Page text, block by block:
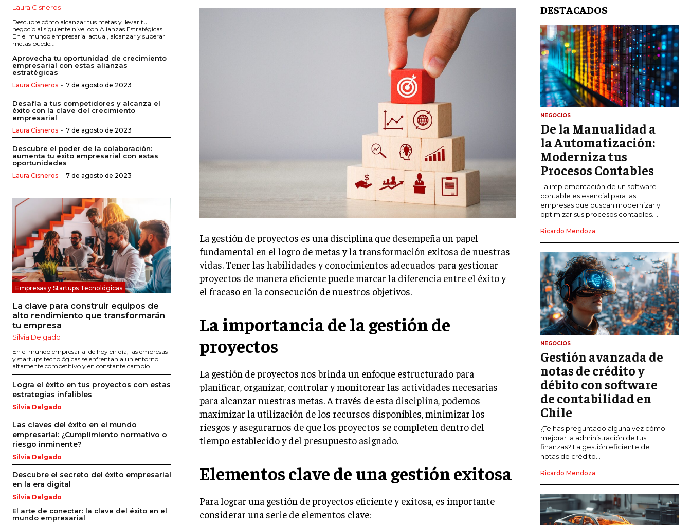
LIFESTYLE
MARKETING
ESTRATEGIAS DE MARKETING
AGENCIAS DE POSICIONAMIENTO WEB
SEO
VENTA DE ENLACES
MARKETING DIGITAL
PUBLICIDAD
VENTAS Y PERSUASIÓN
GESTIÓN DE PRODUCTOS
COMUNICACIÓN CORPORATIVA
GESTIÓN DE MARCA
INVESTIGACIÓN DE MERCADO
ANÁLISIS DE COMPETENCIA
GESTIÓN DE CLIENTES
EMPRENDIMIENTO
INNOVACIÓN EMPRESARIAL
GESTIÓN DEL CAMBIO
LIDERAZGO
EMPRENDIMIENTO
Laura Cisneros
Descubre cómo alcanzar tus metas y llevar tu
negocio al siguiente nivel con Alianzas Estratégicas
En el mundo empresarial actual, alcanzar y superar
metas puede...
Aprovecha tu oportunidad de crecimiento
empresarial con estas alianzas
estratégicas
Laura Cisneros - 7 de agosto de 2023
Desafía a tus competidores y alcanza el
éxito con la clave del crecimiento
empresarial
Laura Cisneros - 7 de agosto de 2023
Descubre el poder de la colaboración:
aumenta tu éxito empresarial con estas
oportunidades
Laura Cisneros - 7 de agosto de 2023
Empresas y Startups Tecnológicas
La clave para construir equipos de
alto rendimiento que transformarán
tu empresa
Silvia Delgado
En el mundo empresarial de hoy en día, las empresas
y startups tecnológicas se enfrentan a un entorno
altamente competitivo y en constante cambio....
Logra el éxito en tus proyectos con estas
estrategias infalibles
Silvia Delgado
Las claves del éxito en el mundo
empresarial: ¿Cumplimiento normativo o
riesgo inminente?
Silvia Delgado
Descubre el secreto del éxito empresarial
en la era digital
Silvia Delgado
El arte de conectar: la clave del éxito en el
mundo empresarial
La gestión de proyectos es una disciplina que desempeña un papel
fundamental en el logro de metas y la transformación exitosa de nuestras
vidas. Tener las habilidades y conocimientos adecuados para gestionar
proyectos de manera eficiente puede marcar la diferencia entre el éxito y
el fracaso en la consecución de nuestros objetivos.
La importancia de la gestión de
proyectos
La gestión de proyectos nos brinda un enfoque estructurado para
planificar, organizar, controlar y monitorear las actividades necesarias
para alcanzar nuestras metas. A través de esta disciplina, podemos
maximizar la utilización de los recursos disponibles, minimizar los
riesgos y asegurarnos de que los proyectos se completen dentro del
tiempo establecido y del presupuesto asignado.
Elementos clave de una gestión exitosa
Para lograr una gestión de proyectos eficiente y exitosa, es importante
considerar una serie de elementos clave:
DESTACADOS
NEGOCIOS
De la Manualidad a
la Automatización:
Moderniza tus
Procesos Contables
La implementación de un software
contable es esencial para las
empresas que buscan modernizar y
optimizar sus procesos contables....
Ricardo Mendoza
NEGOCIOS
Gestión avanzada de
notas de crédito y
débito con software
de contabilidad en
Chile
¿Te has preguntado alguna vez cómo
mejorar la administración de tus
finanzas? La gestión eficiente de
notas de crédito...
Ricardo Mendoza